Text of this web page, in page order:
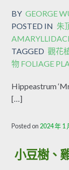
BY GEORGE
POSTED IN 朱
TAGGED 觀花
物 FOLIAGE
Hippeastrum
[…]
Posted on 2024 年 1
小豆樹、